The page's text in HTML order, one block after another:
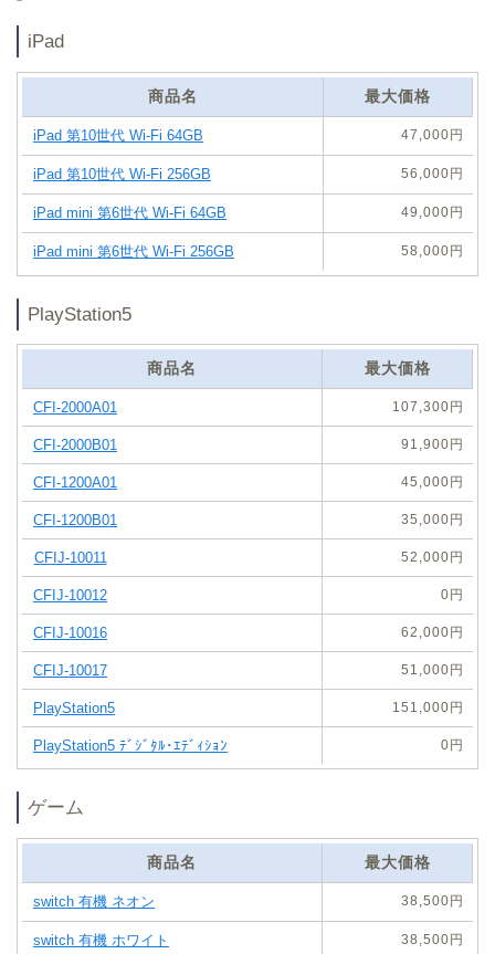
iPad
商品名 最大価格
47,000円
56,000円
49,000円
58,000円
PlayStation5
商品名 最大価格
107,300円
91,900円
45,000円
35,000円
52,000円
0円
62,000円
51,000円
151,000円
0円
ゲーム
商品名 最大価格
38,500円
38,500円